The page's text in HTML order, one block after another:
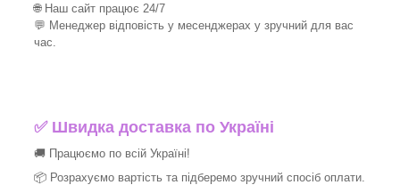
🌐 Наш сайт працює 24/7
💬 Менеджер відповість у месенджерах у зручний для вас
час.
✅Швидка доставка по Україні
🚚 Працюємо по всій Україні!
📦 Розрахуємо вартість та підберемо зручний спосіб оплати.